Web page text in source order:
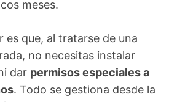
meses.
que, al tratarse de una
no necesitas instalar
dar permisos especiales a
. Todo se gestiona desde la